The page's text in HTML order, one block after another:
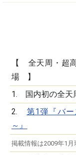
【 全天周・超
場 】
1. 国内初の全天
2. 第1弾『バ
～』
掲載情報は2009年1